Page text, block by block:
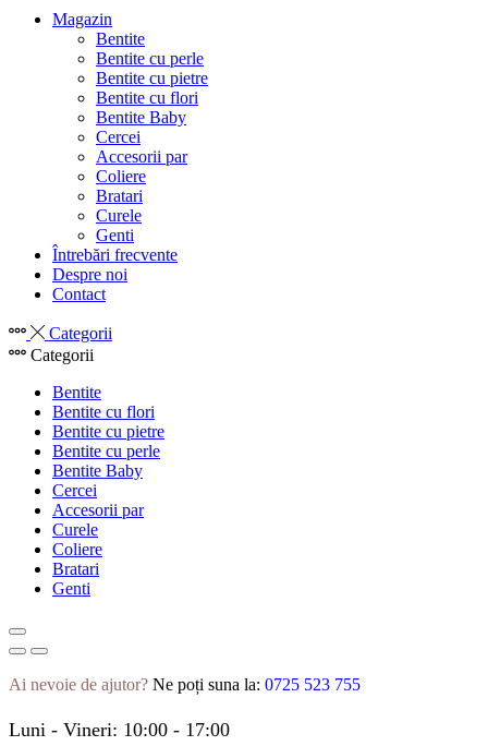
Magazin
Bentite
Bentite cu perle
Bentite cu pietre
Bentite cu flori
Bentite Baby
Cercei
Accesorii par
Coliere
Bratari
Curele
Genti
Întrebări frecvente
Despre noi
Contact
Categorii
Categorii
Bentite
Bentite cu flori
Bentite cu pietre
Bentite cu perle
Bentite Baby
Cercei
Accesorii par
Curele
Coliere
Bratari
Genti
Ai nevoie de ajutor? Ne poți suna la: 0725 523 755
Luni - Vineri: 10:00 - 17:00